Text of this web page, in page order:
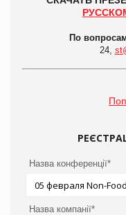
По
24,
Назва конференції*
Назва компанії*